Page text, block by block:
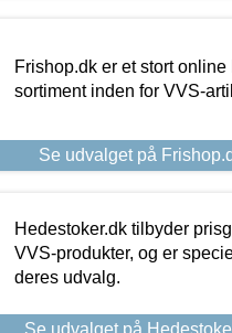
Frishop.dk er et stort
sortiment inden for VVS-
Se udvalget på
Hedestoker.dk tilbyder
VVS-produkter, og er
deres udvalg.